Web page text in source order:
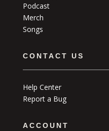
Podcast
Merch
Songs
CONTACT US
Help Center
Report a Bug
ACCOUNT